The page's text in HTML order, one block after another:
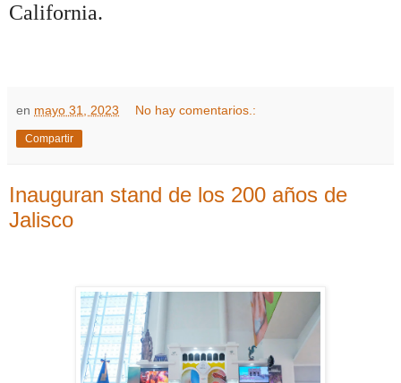
California.
en mayo 31, 2023 No hay comentarios.:
Compartir
Inauguran stand de los 200 años de
Jalisco